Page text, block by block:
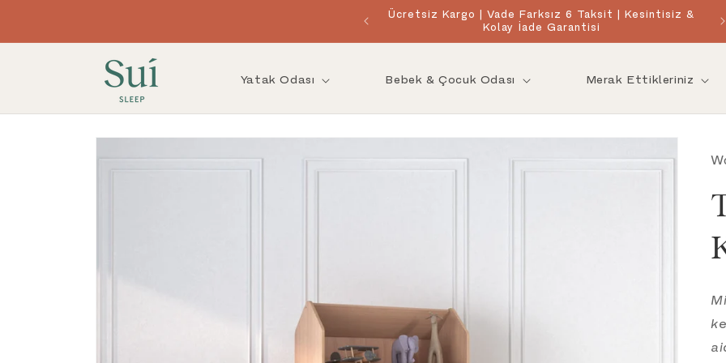
Ücretsiz Kargo | Vade Farksız 6 Taksit | Kesintisiz &
Kolay İade Garantisi
Yatak Odası Bebek & Çocuk Odası Merak Ettikleriniz
Ürün